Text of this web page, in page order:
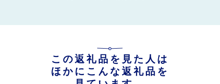
この返礼品を見た人は
ほかにこんな返礼品を